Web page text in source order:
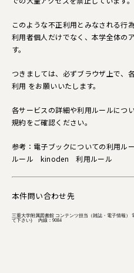
このような不正利用とみなされる行
利用者個人だけでなく、本学全体の
す。
つきましては、必ずブラウザ上で、
利用 をお願いいたします。
各サービスの詳細や利用ルールにつ
規約をご確認ください。
参考：電子ブックについての利用ルー
ルール
kinoden 利用ルール
本件問い合わせ先
三重大学附属図書館 コンテンツ担当（雑誌・電子情報）
て下さい) 内線：9084